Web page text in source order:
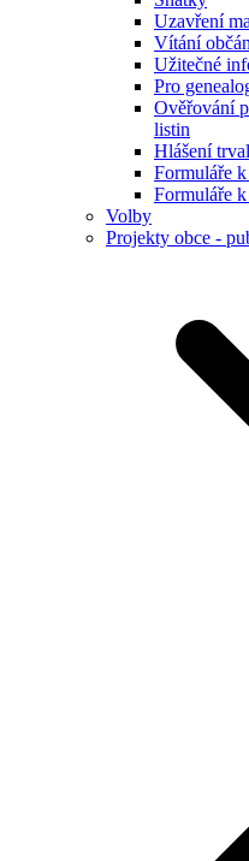
Uzavření
Vítání
Užitečné
Pro
Ověřování
listin
Hlášení
Formuláře
Formuláře
Volby
Projekty obce -